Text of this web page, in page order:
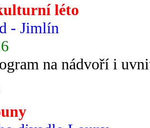
léto
- Jimlín
na nádvoří i